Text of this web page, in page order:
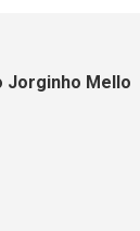
Jorginho Mello